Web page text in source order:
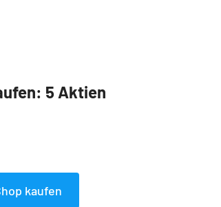
5 Aktien
kaufen